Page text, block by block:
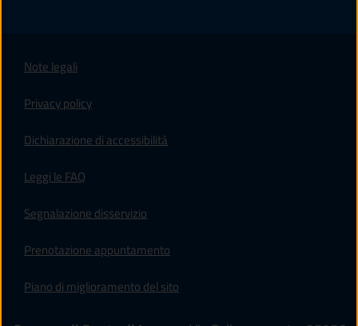
Note legali
Privacy policy
Dichiarazione di accessibilità
Leggi le FAQ
Segnalazione disservizio
Prenotazione appuntamento
Piano di miglioramento del sito